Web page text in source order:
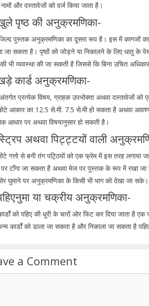
और दस्तावेजों को दर्ज किया जाता है।
पृष्ठ की अनुक्रमणिका-
पुस्तक अनुक्रमणिका का दूसरा रूप है। इस में कागजों
जा सकता है। पृष्ठों को जोड़ने या निकालने के लिए धातु के
भी व्यवस्था की जा सकती है जिससे कि बिना उचित
कार्ड अनुक्रमणिका-
प्रत्येक विषय, ग्राहक उपभोक्ता अथवा दस्तावेजों
आकार का 12.5 से.मी. 7.5 से.मी हो सकता है अथवा
आधार पर अथवा विषयानुसार हो सकती है।
अथवा पिट्ट्टयों वाली
गत्तो से बनी तंग पट्ठियों को एक फ्रेम में इस तरह लगाया
पर टॉंगा जा सकता है अथवा मेज पर पुस्तक के रूप में रखा
घुमाने पर अनुक्रमणिका के किसी भी भाग को देखा जा सके।
या चक्रीय अनुक्रमणिका-
को पहिए की धुरी के चारों ओर फिट कर दिया जाता है
कार्डों को डाला जा सकता है और निकाला जा सकता है
a Comment